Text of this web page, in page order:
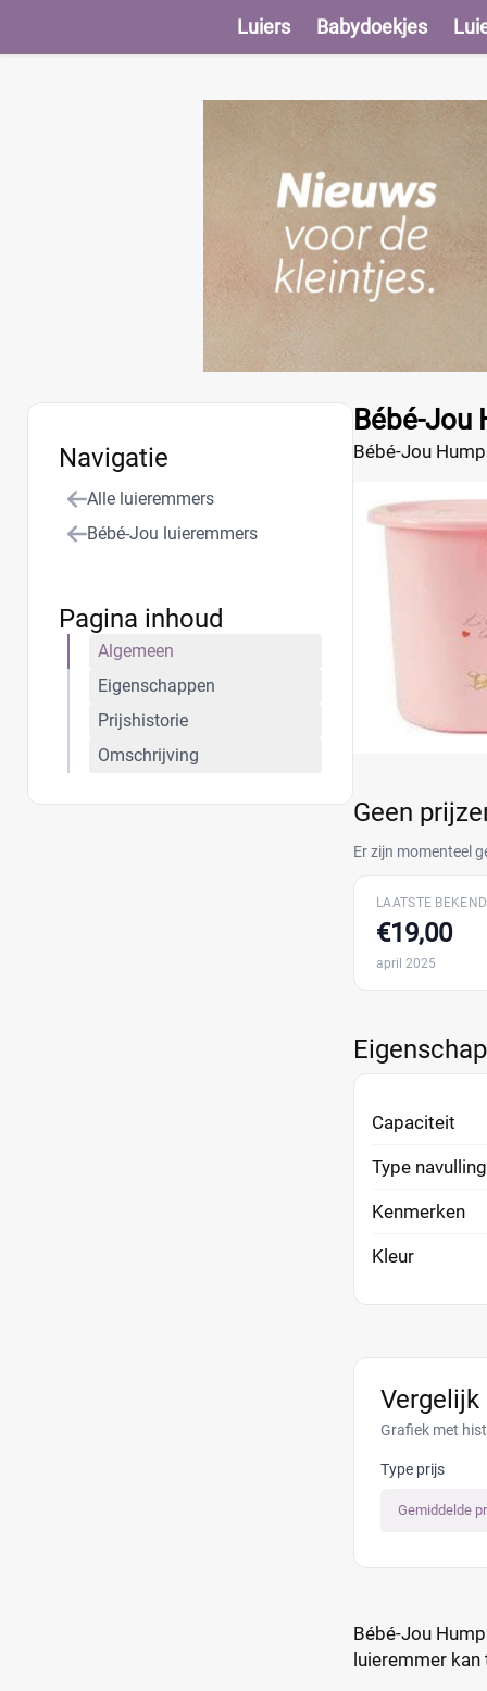
Luiers Babydoekjes
Bébé-Jou
Bébé-Jou
Geen
Er zijn momenteel
LAATSTE
€19,00
april 2025
Capaciteit
Type navulling
Kenmerken
Kleur
Grafiek met
Type prijs
Gemiddelde
Bébé-Jou
luieremmer
Navigatie
Alle luieremmers
Bébé-Jou luieremmers
Pagina inhoud
Algemeen
Eigenschappen
Prijshistorie
Omschrijving